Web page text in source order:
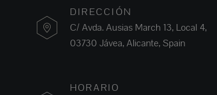
DIRECCIÓN
C/ Avda. Ausias March 13, Local 4,
03730 Jávea, Alicante, Spain
HORARIO